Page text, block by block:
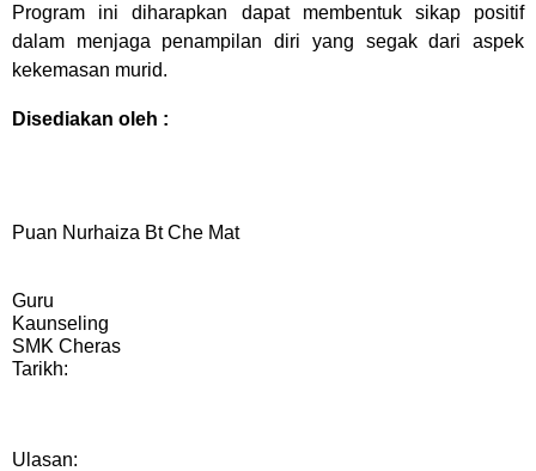
Program ini diharapkan dapat membentuk sikap positif
dalam menjaga penampilan diri yang segak dari aspek
kekemasan murid.
Disediakan oleh :
Puan Nurhaiza Bt Che Mat
Guru
Kaunseling
SMK Cheras
Tarikh:
Ulasan: